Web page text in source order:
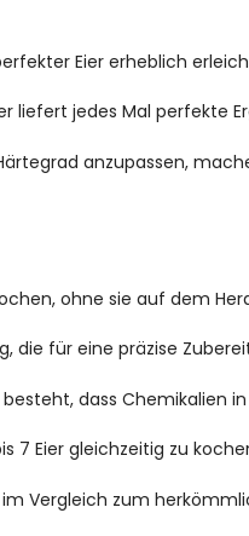
Eier erheblich
liefert jedes Mal perfekte
anzupassen,
ohne sie auf dem
die für eine präzise
dass Chemikalien
7 Eier gleichzeitig zu
Vergleich zum